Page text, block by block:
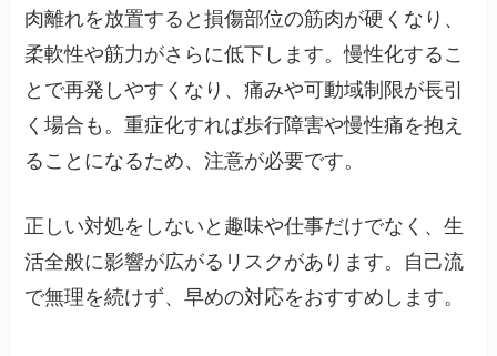
肉離れを放置すると損傷部位の筋肉が硬くなり、
柔軟性や筋力がさらに低下します。慢性化するこ
とで再発しやすくなり、痛みや可動域制限が長引
く場合も。重症化すれば歩行障害や慢性痛を抱え
ることになるため、注意が必要です。
正しい対処をしないと趣味や仕事だけでなく、生
活全般に影響が広がるリスクがあります。自己流
で無理を続けず、早めの対応をおすすめします。